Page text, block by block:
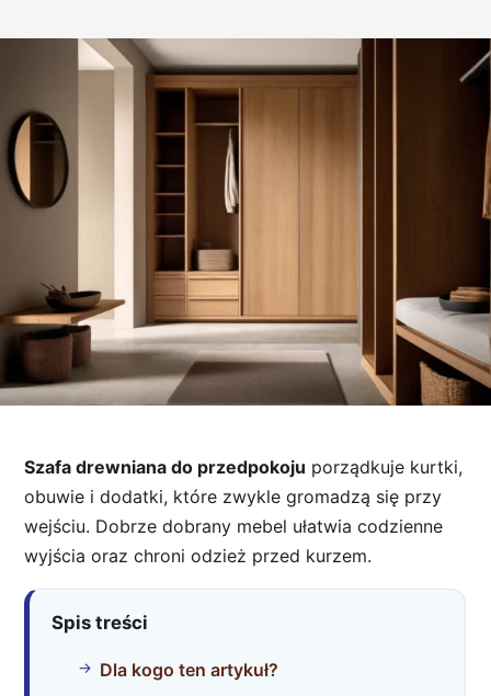
Szafa drewniana do przedpokoju porządkuje kurtki,
obuwie i dodatki, które zwykle gromadzą się przy
wejściu. Dobrze dobrany mebel ułatwia codzienne
wyjścia oraz chroni odzież przed kurzem.
Spis treści
Dla kogo ten artykuł?